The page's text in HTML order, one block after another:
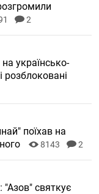
2
українсько-
розблоковані
поїхав на
8143 2
"Азов" святкує